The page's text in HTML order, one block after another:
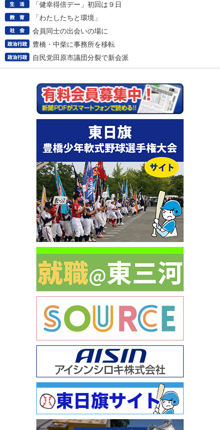
「健幸得倍デー」初回は９日
「わたしたちと環境」
会員同士の出会いの場に
豊橋・中柴に事務所を移転
自民党田原市議団分裂で新会派